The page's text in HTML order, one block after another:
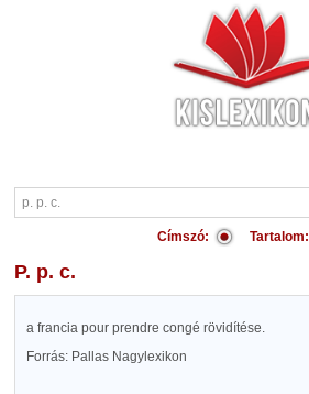
Címszó: Tartalom:
p. p. c.
a francia pour prendre congé rövidítése.
Forrás: Pallas Nagylexikon